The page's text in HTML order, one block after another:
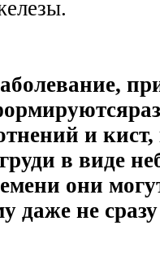
и
в виде
они
даже не